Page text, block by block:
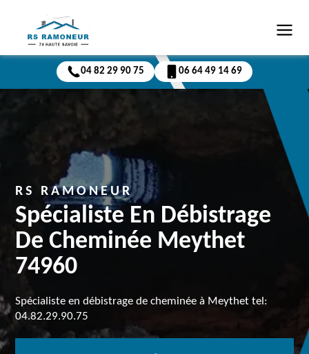
04 82 29 90 75 06 64 49 14 69
RS RAMONEUR
Spécialiste En Débistrage
De Cheminée Meythet
74960
Spécialiste en débistrage de cheminée à Meythet tel:
04.82.29.90.75